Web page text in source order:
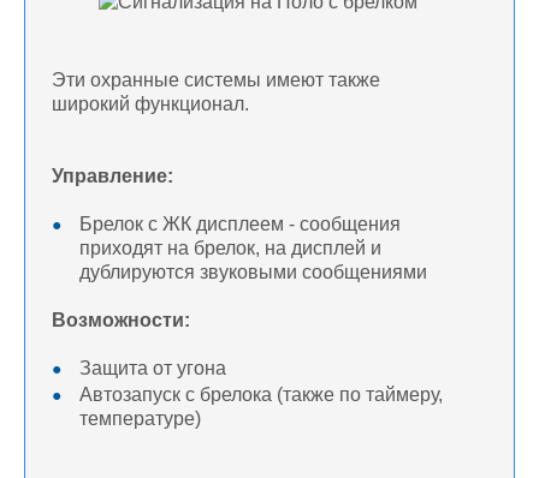
Эти охранные системы имеют также
широкий функционал.
Управление:
Брелок с ЖК дисплеем - сообщения
приходят на брелок, на дисплей и
дублируются звуковыми сообщениями
Возможности:
Защита от угона
Автозапуск с брелока (также по таймеру,
температуре)